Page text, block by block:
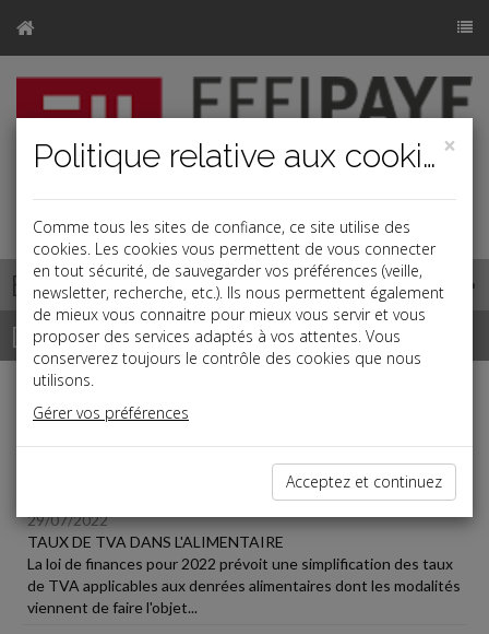
Base documentaire
Dépêches
Liste des dernières dépêches
29/07/2022
TAUX DE TVA DANS L'ALIMENTAIRE
La loi de finances pour 2022 prévoit une simplification des taux
de TVA applicables aux denrées alimentaires dont les modalités
viennent de faire l'objet...
×
Politique relative aux cookies
Comme tous les sites de confiance, ce site utilise des
cookies. Les cookies vous permettent de vous connecter
en tout sécurité, de sauvegarder vos préférences (veille,
newsletter, recherche, etc.). Ils nous permettent également
de mieux vous connaitre pour mieux vous servir et vous
proposer des services adaptés à vos attentes. Vous
conserverez toujours le contrôle des cookies que nous
utilisons.
Gérer vos préférences
Acceptez et continuez